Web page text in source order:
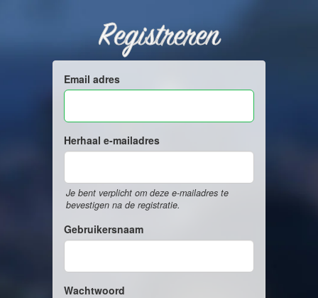
Registreren
Email adres
Herhaal e-mailadres
Je bent verplicht om deze e-mailadres te
bevestigen na de registratie.
Gebruikersnaam
Wachtwoord